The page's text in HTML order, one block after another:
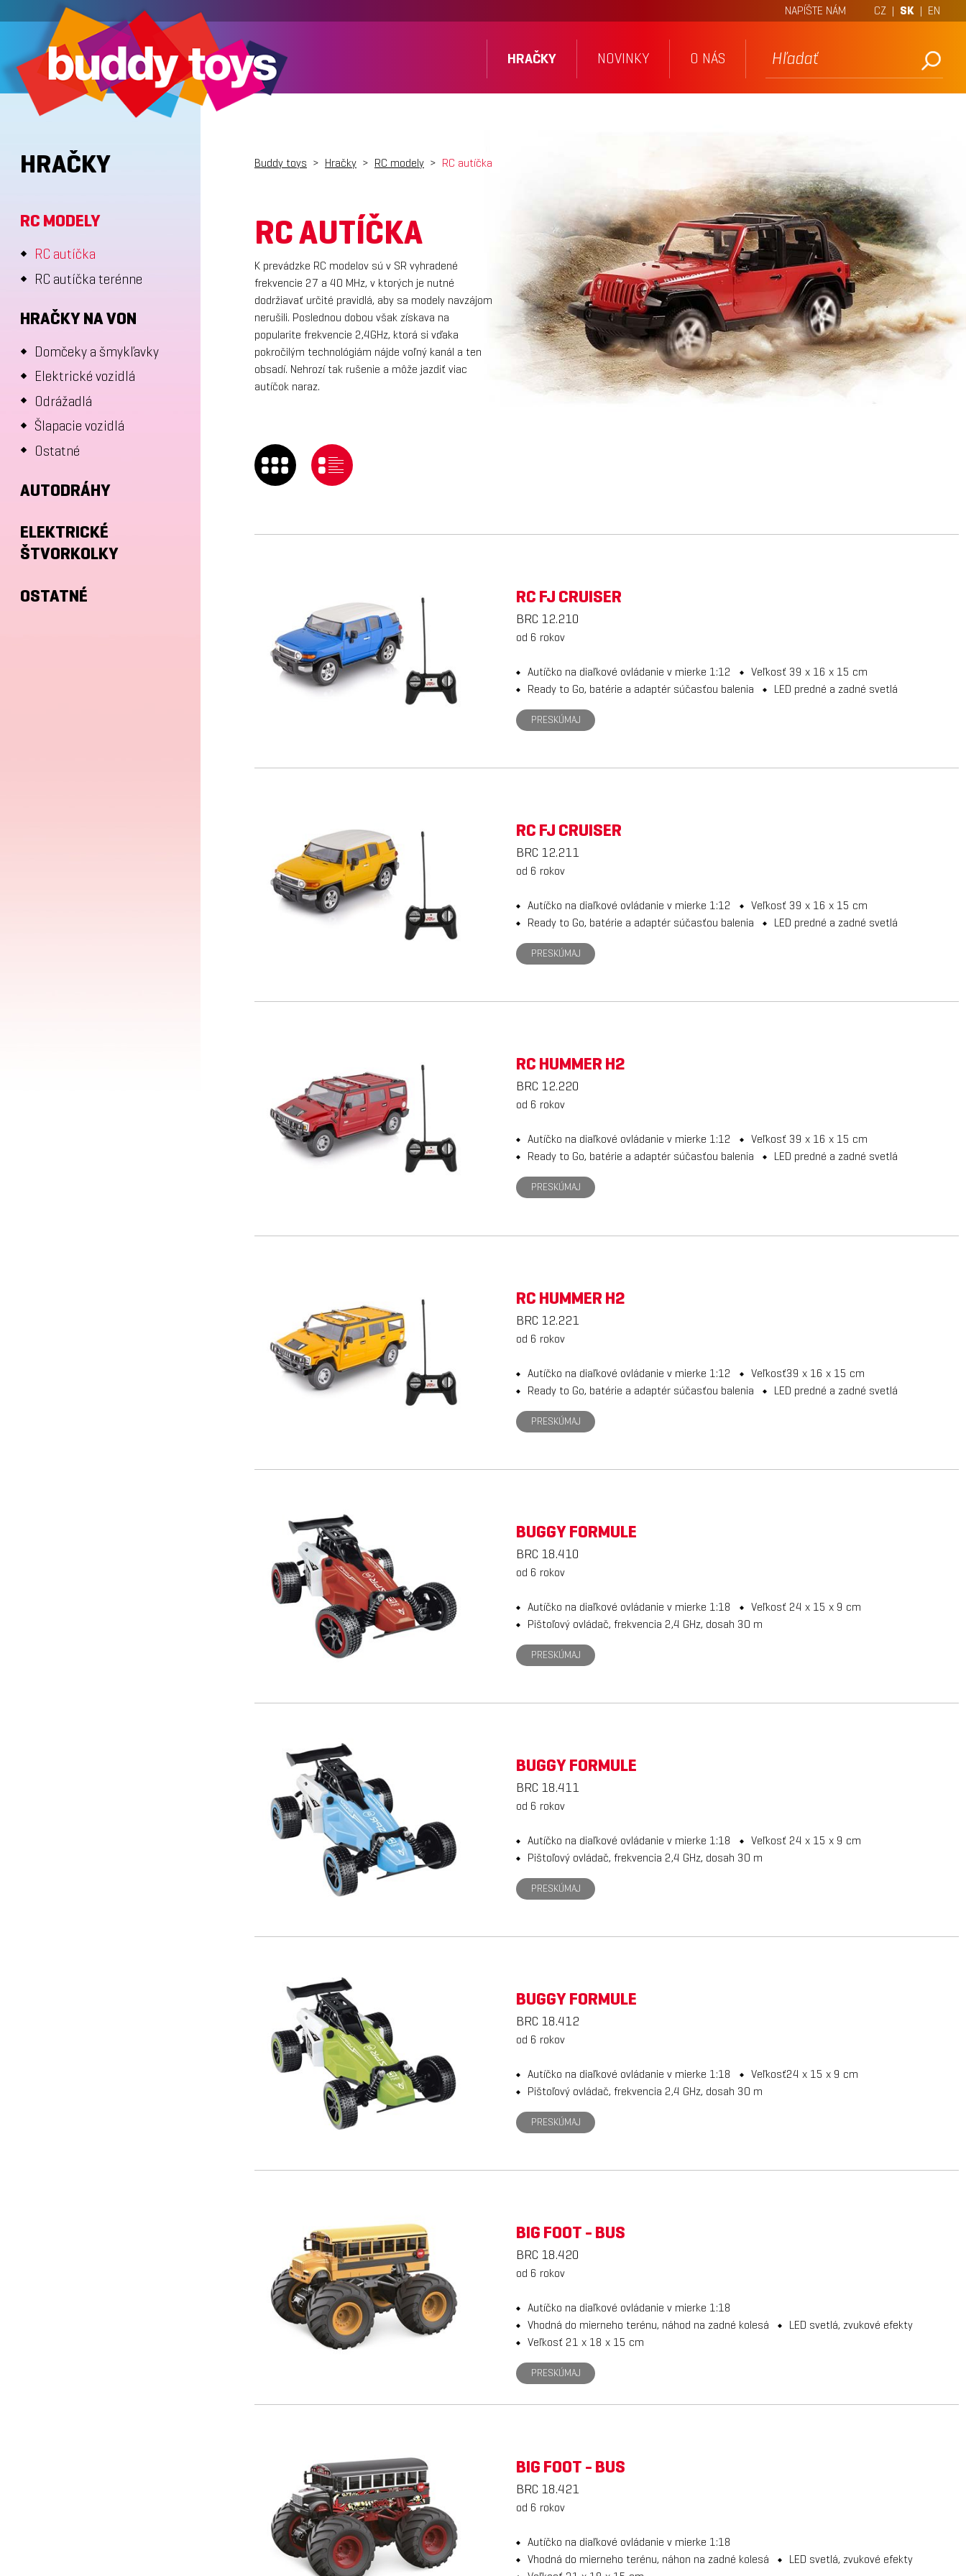
CZ | SK | EN
NAPÍŠTE NÁM
HRAČKY NOVINKY O NÁS
HRAČKY
RC MODELY
RC autíčka
RC autíčka terénne
HRAČKY NA VON
Domčeky a šmykľavky
Elektrické vozidlá
Odrážadlá
Šlapacie vozidlá
Ostatné
AUTODRÁHY
ELEKTRICKÉ
ŠTVORKOLKY
OSTATNÉ
Buddy toys > Hračky > RC modely > RC autíčka
RC AUTÍČKA
K prevádzke RC modelov sú v SR vyhradené
frekvencie 27 a 40 MHz, v ktorých je nutné
dodržiavať určité pravidlá, aby sa modely navzájom
nerušili. Poslednou dobou však získava na
popularite frekvencie 2,4GHz, ktorá si vďaka
pokročilým technológiám nájde voľný kanál a ten
obsadí. Nehrozí tak rušenie a môže jazdiť viac
autíčok naraz.
RC FJ CRUISER
BRC 12.210
od 6 rokov
Autíčko na diaľkové ovládanie v mierke 1:12
Veľkosť 39 x 16 x 15 cm
Ready to Go, batérie a adaptér súčasťou balenia
LED predné a zadné svetlá
PRESKÚMAJ
RC FJ CRUISER
BRC 12.211
od 6 rokov
Autíčko na diaľkové ovládanie v mierke 1:12
Veľkosť 39 x 16 x 15 cm
Ready to Go, batérie a adaptér súčasťou balenia
LED predné a zadné svetlá
PRESKÚMAJ
RC HUMMER H2
BRC 12.220
od 6 rokov
Autíčko na diaľkové ovládanie v mierke 1:12
Veľkosť 39 x 16 x 15 cm
Ready to Go, batérie a adaptér súčasťou balenia
LED predné a zadné svetlá
PRESKÚMAJ
RC HUMMER H2
BRC 12.221
od 6 rokov
Autíčko na diaľkové ovládanie v mierke 1:12
Veľkosť39 x 16 x 15 cm
Ready to Go, batérie a adaptér súčasťou balenia
LED predné a zadné svetlá
PRESKÚMAJ
BUGGY FORMULE
BRC 18.410
od 6 rokov
Autíčko na diaľkové ovládanie v mierke 1:18
Veľkosť 24 x 15 x 9 cm
Pištoľový ovládač, frekvencia 2,4 GHz, dosah 30 m
PRESKÚMAJ
BUGGY FORMULE
BRC 18.411
od 6 rokov
Autíčko na diaľkové ovládanie v mierke 1:18
Veľkosť 24 x 15 x 9 cm
Pištoľový ovládač, frekvencia 2,4 GHz, dosah 30 m
PRESKÚMAJ
BUGGY FORMULE
BRC 18.412
od 6 rokov
Autíčko na diaľkové ovládanie v mierke 1:18
Veľkosť24 x 15 x 9 cm
Pištoľový ovládač, frekvencia 2,4 GHz, dosah 30 m
PRESKÚMAJ
BIG FOOT - BUS
BRC 18.420
od 6 rokov
Autíčko na diaľkové ovládanie v mierke 1:18
Vhodná do mierneho terénu, náhod na zadné kolesá
LED svetlá, zvukové efekty
Veľkosť 21 x 18 x 15 cm
PRESKÚMAJ
BIG FOOT - BUS
BRC 18.421
od 6 rokov
Autíčko na diaľkové ovládanie v mierke 1:18
Vhodná do mierneho terénu, náhon na zadné kolesá
LED svetlá, zvukové efekty